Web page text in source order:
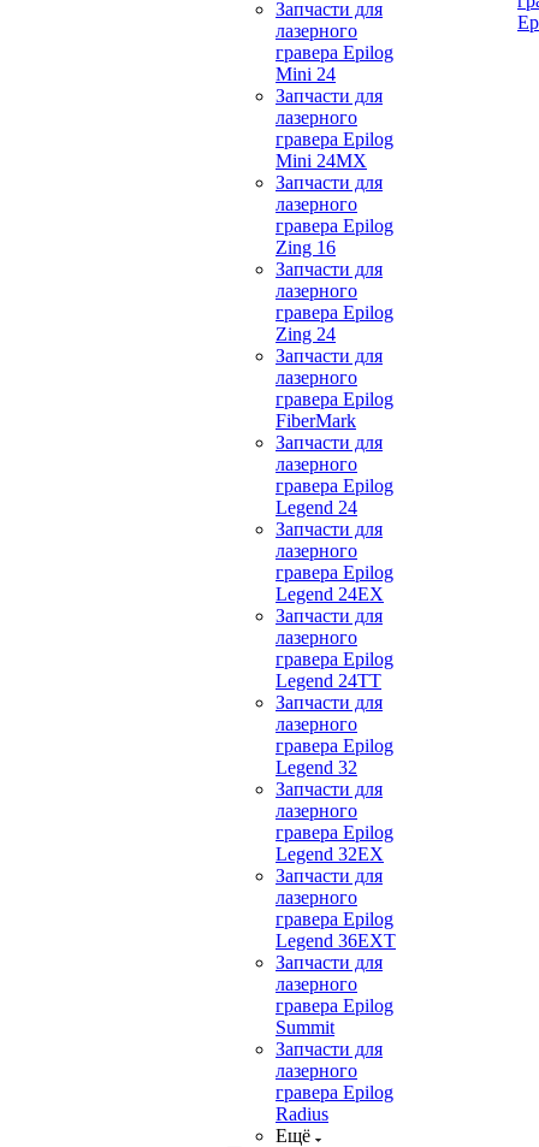
Запчасти для
лазерного
гравера Epilog
Mini 24
Запчасти для
лазерного
гравера Epilog
Mini 24MX
Запчасти для
лазерного
гравера Epilog
Zing 16
Запчасти для
лазерного
гравера Epilog
Zing 24
Запчасти для
лазерного
гравера Epilog
FiberMark
Запчасти для
лазерного
гравера Epilog
Legend 24
Запчасти для
лазерного
гравера Epilog
Legend 24EX
Запчасти для
лазерного
гравера Epilog
Legend 24TT
Запчасти для
лазерного
гравера Epilog
Legend 32
Запчасти для
лазерного
гравера Epilog
Legend 32EX
Запчасти для
лазерного
гравера Epilog
Legend 36EXT
Запчасти для
лазерного
гравера Epilog
Summit
Запчасти для
лазерного
гравера Epilog
Radius
Ещё